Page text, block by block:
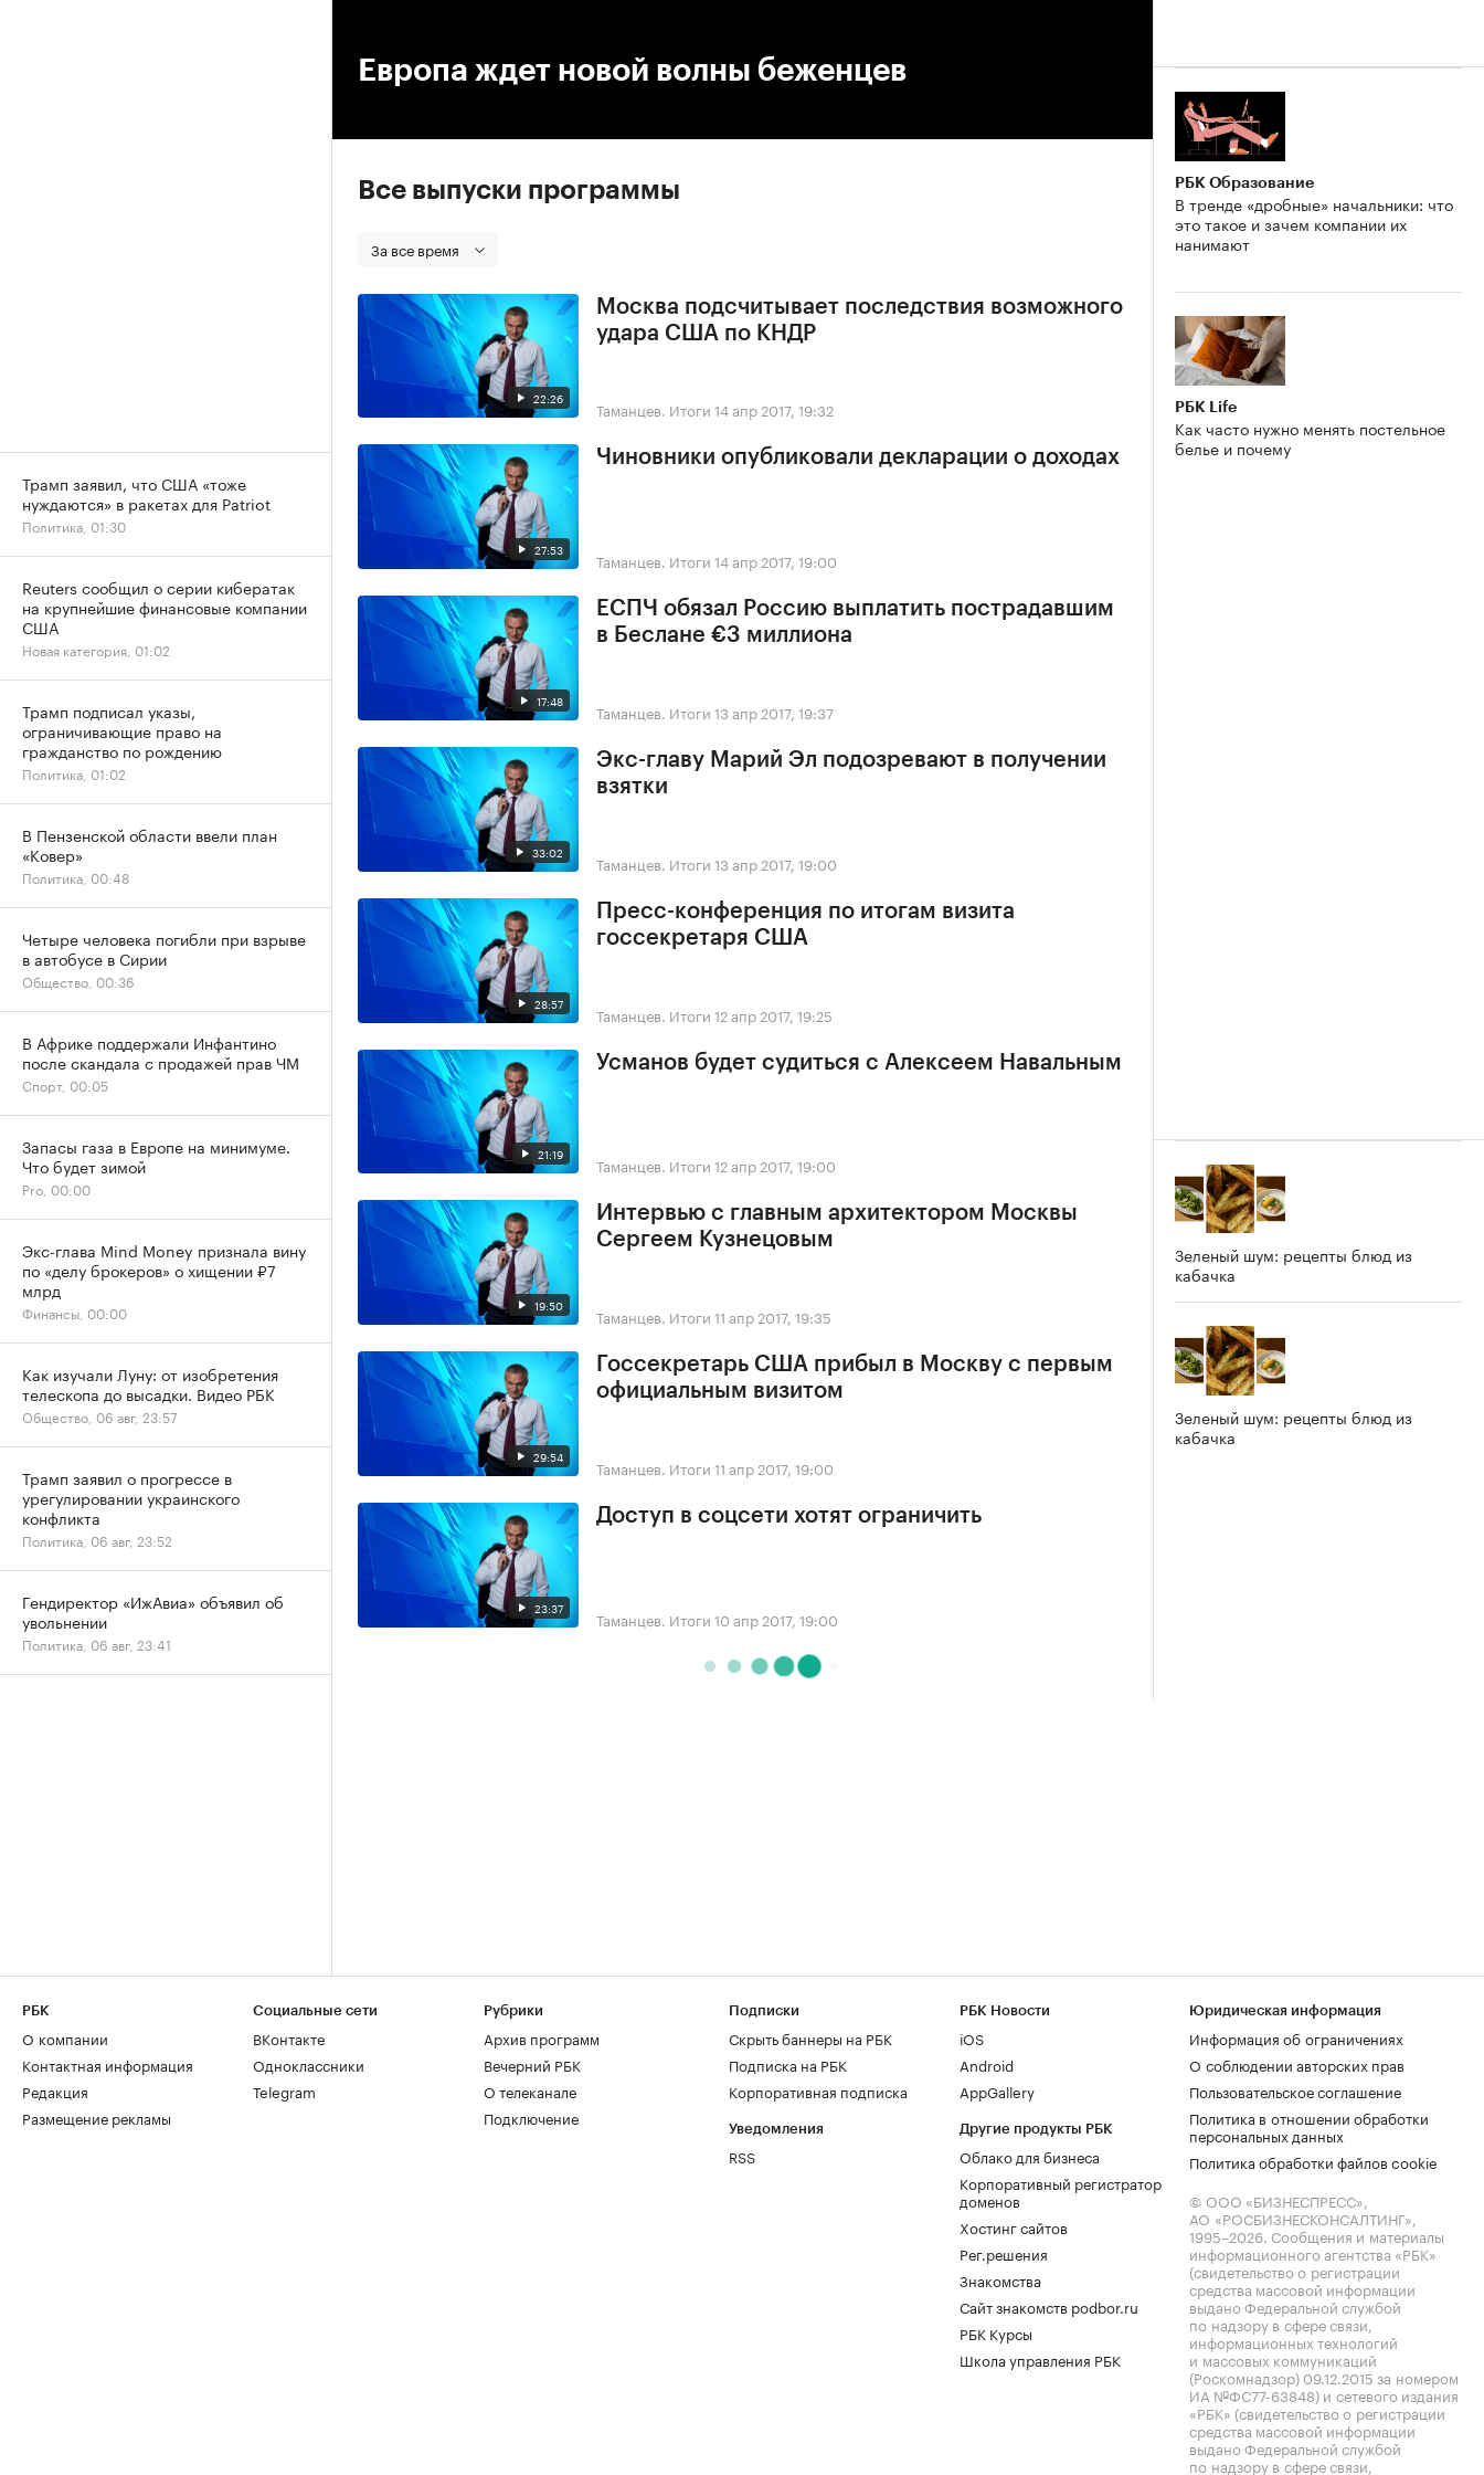
Европа ждет новой волны беженцев
Все выпуски программы
За все время
22:26
Москва подсчитывает последствия возможного
удара США по КНДР
Таманцев. Итоги 14 апр 2017, 19:32
27:53
Чиновники опубликовали декларации о доходах
Таманцев. Итоги 14 апр 2017, 19:00
17:48
ЕСПЧ обязал Россию выплатить пострадавшим
в Беслане €3 миллиона
Таманцев. Итоги 13 апр 2017, 19:37
33:02
Экс-главу Марий Эл подозревают в получении
взятки
Таманцев. Итоги 13 апр 2017, 19:00
28:57
Пресс-конференция по итогам визита
госсекретаря США
Таманцев. Итоги 12 апр 2017, 19:25
21:19
Усманов будет судиться с Алексеем Навальным
Таманцев. Итоги 12 апр 2017, 19:00
19:50
Интервью с главным архитектором Москвы
Сергеем Кузнецовым
Таманцев. Итоги 11 апр 2017, 19:35
29:54
Госсекретарь США прибыл в Москву с первым
официальным визитом
Таманцев. Итоги 11 апр 2017, 19:00
23:37
Доступ в соцсети хотят ограничить
Таманцев. Итоги 10 апр 2017, 19:00
РБК Образование
В тренде «дробные» начальники: что
это такое и зачем компании их
нанимают
РБК Life
Как часто нужно менять постельное
белье и почему
Зеленый шум: рецепты блюд из
кабачка
Зеленый шум: рецепты блюд из
кабачка
Трамп заявил, что США «тоже
нуждаются» в ракетах для Patriot
Политика, 01:30
Reuters сообщил о серии кибератак
на крупнейшие финансовые компании
США
Новая категория, 01:02
Трамп подписал указы,
ограничивающие право на
гражданство по рождению
Политика, 01:02
В Пензенской области ввели план
«Ковер»
Политика, 00:48
Четыре человека погибли при взрыве
в автобусе в Сирии
Общество, 00:36
В Африке поддержали Инфантино
после скандала с продажей прав ЧМ
Спорт, 00:05
Запасы газа в Европе на минимуме.
Что будет зимой
Pro, 00:00
Экс-глава Mind Money признала вину
по «делу брокеров» о хищении ₽7
млрд
Финансы, 00:00
Как изучали Луну: от изобретения
телескопа до высадки. Видео РБК
Общество, 06 авг, 23:57
Трамп заявил о прогрессе в
урегулировании украинского
конфликта
Политика, 06 авг, 23:52
Гендиректор «ИжАвиа» объявил об
увольнении
Политика, 06 авг, 23:41
РБК
О компании
Контактная информация
Редакция
Размещение рекламы
Социальные сети
ВКонтакте
Одноклассники
Telegram
Рубрики
Архив программ
Вечерний РБК
О телеканале
Подключение
Подписки
Скрыть баннеры на РБК
Подписка на РБК
Корпоративная подписка
Уведомления
RSS
РБК Новости
iOS
Android
AppGallery
Другие продукты РБК
Облако для бизнеса
Корпоративный регистратор
доменов
Хостинг сайтов
Рег.решения
Знакомства
Сайт знакомств podbor.ru
РБК Курсы
Школа управления РБК
Юридическая информация
Информация об ограничениях
О соблюдении авторских прав
Пользовательское соглашение
Политика в отношении обработки
персональных данных
Политика обработки файлов cookie
© ООО «БИЗНЕСПРЕСС»,
АО «РОСБИЗНЕСКОНСАЛТИНГ»,
1995–2026. Сообщения и материалы
информационного агентства «РБК»
(свидетельство о регистрации
средства массовой информации
выдано Федеральной службой
по надзору в сфере связи,
информационных технологий
и массовых коммуникаций
(Роскомнадзор) 09.12.2015 за номером
ИА №ФС77-63848) и сетевого издания
«РБК» (свидетельство о регистрации
средства массовой информации
выдано Федеральной службой
по надзору в сфере связи,